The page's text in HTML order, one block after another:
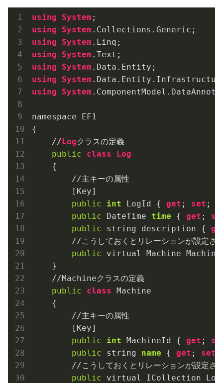
using System
using
System
using
System
using
System
using
System
using
System
using
System
namespace EF1
{
    //
Logクラスの定義
public
class
Log
    {
        //主キーの属性
        [Key]
public
int LogId { get ; set ; }
public DateTime time { get ;
public string description {
//こうしておくとリレーションが設定さ
public virtual Machine
    }
    //Machineクラスの定義
public
class Machine
    {
        //主キーの属性
        [Key]
public
int MachineId { get ;
public string name { get ; set
//こうしておくとリレーションが設定さ
public virtual ICollection